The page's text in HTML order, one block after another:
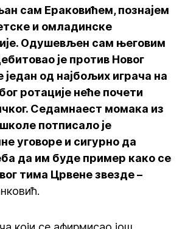
сам Ераковићем, познајем
и омладинске
Одушевљен сам његовим
је против Новог
један од најбољих играча на
ротације неће почети
Седамнаест момака из
потписало је
уговоре и сигурно да
да им буде пример како се
тима Црвене звезде –